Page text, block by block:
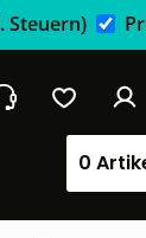
Steuern)
0